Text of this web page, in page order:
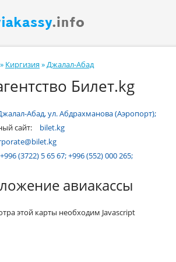
» Киргизия»Джалал-Абад
Билет.kg
Абад, ул. Абдрахманова (Аэропорт);
сайт:
bilet.kg
+996 (3722) 5 65 67; +996 (552) 000 265;
авиакассы
этой карты необходим Javascript